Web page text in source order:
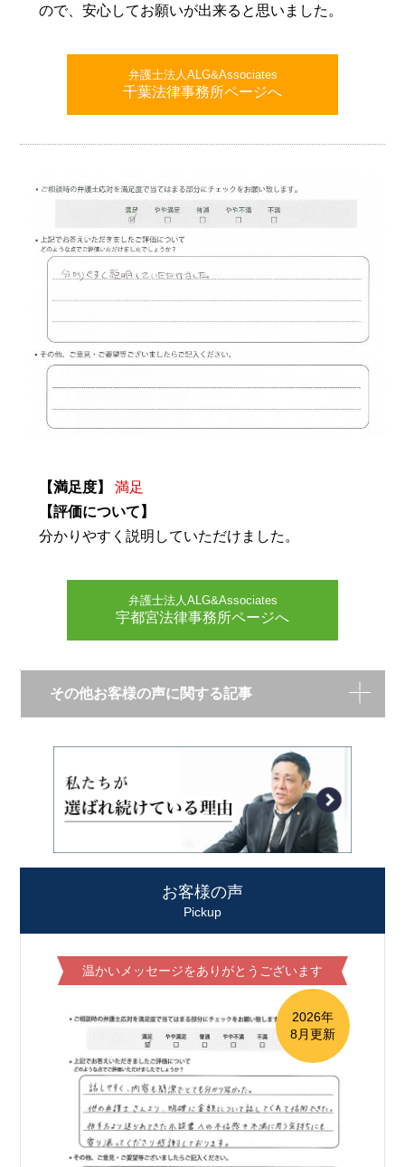
ので、安心してお願いが出来ると思いました。
弁護士法人ALG&Associates
千葉法律事務所ページへ
【満足度】
満足
【評価について】
分かりやすく説明していただけました。
弁護士法人ALG&Associates
宇都宮法律事務所ページへ
その他お客様の声に関する記事
お客様の声
Pickup
温かいメッセージをありがとうございます
2026年
8月更新